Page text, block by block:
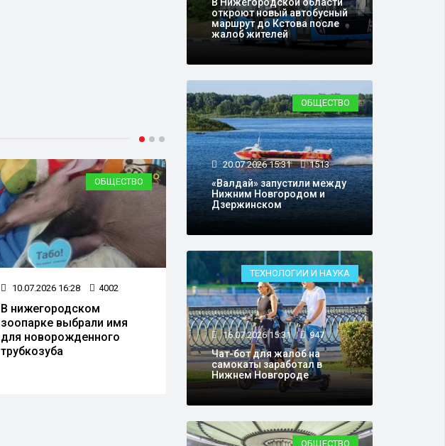
ОБЩЕСТВО
10.07.2026 16:28 4002
В нижегородском
зоопарке выбрали имя
для новорожденного
трубкозуба
ОБЩЕСТВО
06.07.2026 14:31 2039
Из Чкалова запустили
новые прямые рейсы в
Хургаду
откроют новый автобусный
маршрут до Кстова после
жалоб жителей
ОБЩЕСТВО
20.07.2026 15:31 1513
«Валдай» запустили между
Нижним Новгородом и
Дзержинском
ТЕХНОЛОГИИ И НАУКА
16.07.2026 15:31 947
Чат-бот для жалоб на
самокаты заработал в
Нижнем Новгороде
ОБЩЕСТВО